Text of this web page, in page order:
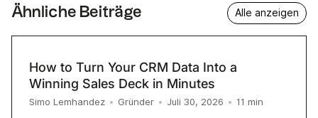
Ähnliche Beiträge Alle anzeigen
How to Turn Your CRM Data Into a
Winning Sales Deck in Minutes
Simo Lemhandez • Gründer • Juli 30, 2026 • 11 min